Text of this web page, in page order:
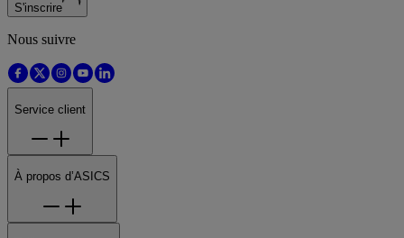
S'inscrire
Nous suivre
Service client
À propos d’ASICS